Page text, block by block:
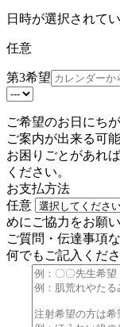
日時が選択されてい
任意
第3希望
ご希望のお日にち
ご案内が出来る可
お困りごとがあれ
ください。
お支払方法
任意
めにご協力をお願
ご質問・伝達事項
何でもご記入くだ